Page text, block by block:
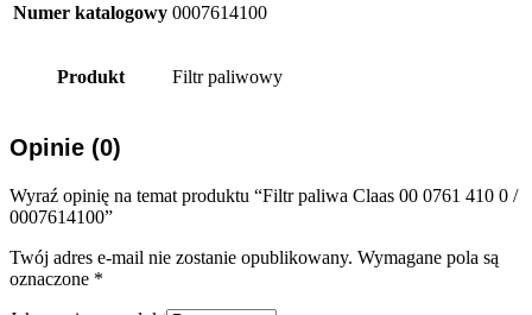
Numer katalogowy 0007614100
Produkt Filtr paliwowy
Opinie (0)
Wyraź opinię na temat produktu “Filtr paliwa Claas 00 0761 410 0 /
0007614100”
Twój adres e-mail nie zostanie opublikowany. Wymagane pola są
oznaczone *